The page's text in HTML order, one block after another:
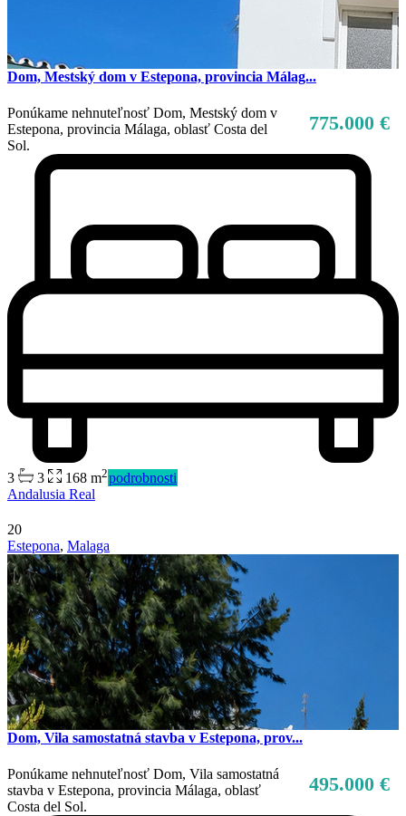
Predaj
Mimo trhu
Dom, Mestský dom v Estepona, provincia Málag...
775.000 €
Ponúkame nehnuteľnosť Dom, Mestský dom v
Estepona, provincia Málaga, oblasť Costa del
Sol.
3 3 168 m2podrobnosti
Andalusia Real
20
Estepona, Malaga
Dom, Vila samostatná stavba v Estepona, prov...
495.000 €
Ponúkame nehnuteľnosť Dom, Vila samostatná
stavba v Estepona, provincia Málaga, oblasť
Costa del Sol.